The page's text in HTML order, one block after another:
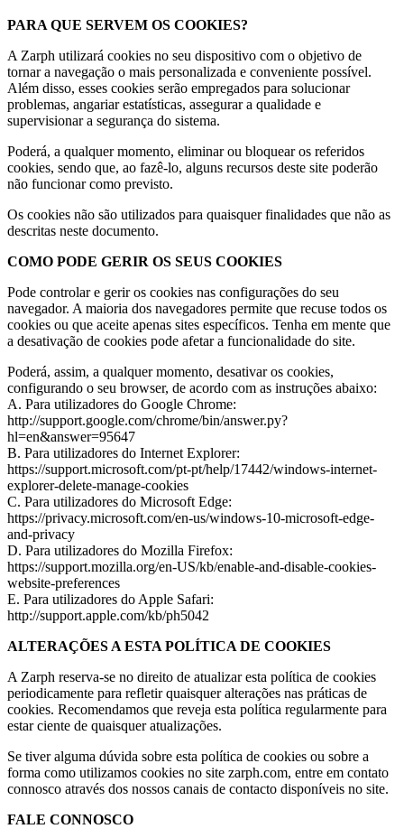
PARA QUE SERVEM OS COOKIES?
A Zarph utilizará cookies no seu dispositivo com o objetivo de
tornar a navegação o mais personalizada e conveniente possível.
Além disso, esses cookies serão empregados para solucionar
problemas, angariar estatísticas, assegurar a qualidade e
supervisionar a segurança do sistema.
Poderá, a qualquer momento, eliminar ou bloquear os referidos
cookies, sendo que, ao fazê-lo, alguns recursos deste site poderão
não funcionar como previsto.
Os cookies não são utilizados para quaisquer finalidades que não as
descritas neste documento.
COMO PODE GERIR OS SEUS COOKIES
Pode controlar e gerir os cookies nas configurações do seu
navegador. A maioria dos navegadores permite que recuse todos os
cookies ou que aceite apenas sites específicos. Tenha em mente que
a desativação de cookies pode afetar a funcionalidade do site.
Poderá, assim, a qualquer momento, desativar os cookies,
configurando o seu browser, de acordo com as instruções abaixo:
A. Para utilizadores do Google Chrome:
http://support.google.com/chrome/bin/answer.py?
hl=en&answer=95647
B. Para utilizadores do Internet Explorer:
https://support.microsoft.com/pt-pt/help/17442/windows-internet-
explorer-delete-manage-cookies
C. Para utilizadores do Microsoft Edge:
https://privacy.microsoft.com/en-us/windows-10-microsoft-edge-
and-privacy
D. Para utilizadores do Mozilla Firefox:
https://support.mozilla.org/en-US/kb/enable-and-disable-cookies-
website-preferences
E. Para utilizadores do Apple Safari:
http://support.apple.com/kb/ph5042
ALTERAÇÕES A ESTA POLÍTICA DE COOKIES
A Zarph reserva-se no direito de atualizar esta política de cookies
periodicamente para refletir quaisquer alterações nas práticas de
cookies. Recomendamos que reveja esta política regularmente para
estar ciente de quaisquer atualizações.
Se tiver alguma dúvida sobre esta política de cookies ou sobre a
forma como utilizamos cookies no site zarph.com, entre em contato
connosco através dos nossos canais de contacto disponíveis no site.
FALE CONNOSCO